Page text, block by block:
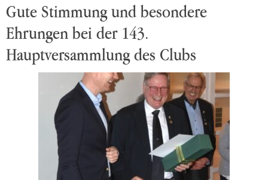
Gute Stimmung und besondere
Ehrungen bei der 143.
Hauptversammlung des Clubs